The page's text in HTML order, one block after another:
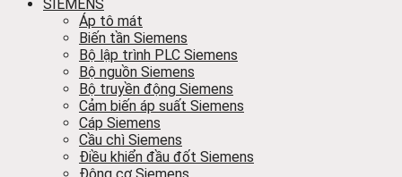
SIEMENS
Áp tô mát
Biến tần Siemens
Bộ lập trình PLC Siemens
Bộ nguồn Siemens
Bộ truyền động Siemens
Cảm biến áp suất Siemens
Cáp Siemens
Cầu chì Siemens
Điều khiển đầu đốt Siemens